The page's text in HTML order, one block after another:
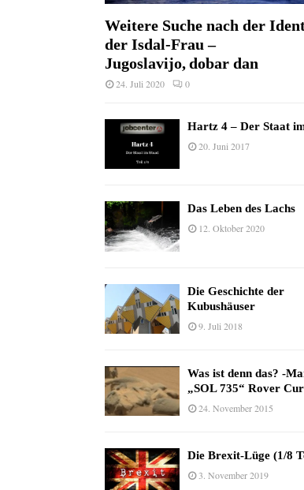
Weitere Suche nach der
der Isdal-Frau –
Jugoslavijo, dobar dan
24. Juli 2020 0
Hartz 4 – Der Staat
20. Juni 2017
Das Leben des Lachs
12. Oktober 2020
Die Geschichte der
Kubushäuser
9. Juli 2018
Was ist denn das? -
„SOL 735“ Rover
24. November 2015
Die Brexit-Lüge (1/8
3. November 2019